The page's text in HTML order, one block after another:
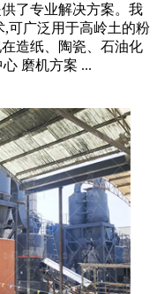
了专业解决方案。我
可广泛用于高岭土的粉
造纸、陶瓷、石油化
磨机方案 ...